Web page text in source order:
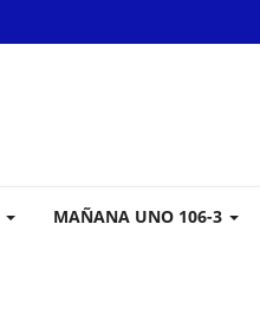
MAÑANA UNO 106-3